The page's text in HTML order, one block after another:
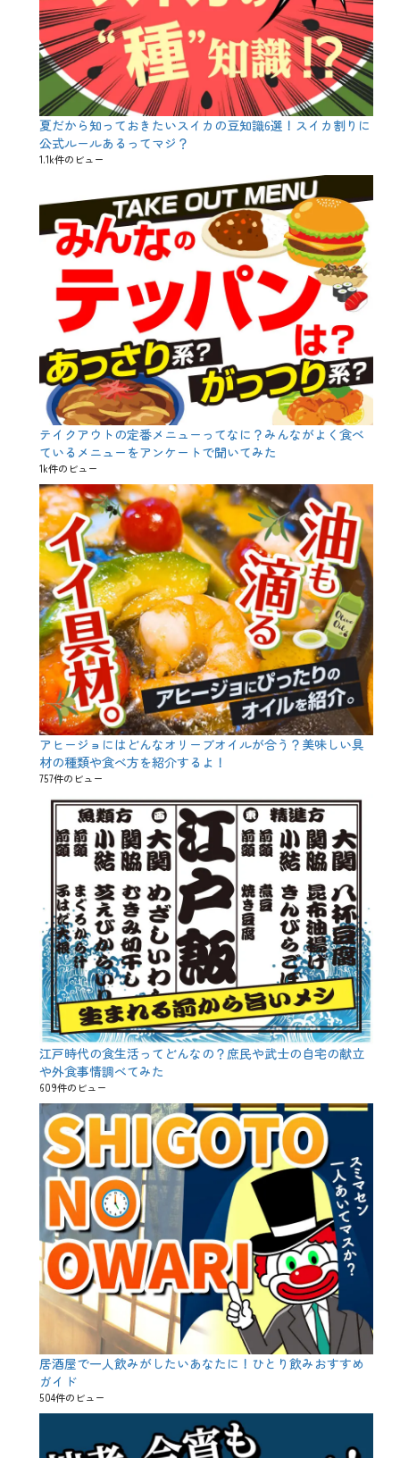
夏だから知っておきたいスイカの豆知識6選！スイカ割りに
公式ルールあるってマジ？
1.1k件のビュー
テイクアウトの定番メニューってなに？みんながよく食べ
ているメニューをアンケートで聞いてみた
1k件のビュー
アヒージョにはどんなオリーブオイルが合う？美味しい具
材の種類や食べ方を紹介するよ！
757件のビュー
江戸時代の食生活ってどんなの？庶民や武士の自宅の献立
や外食事情調べてみた
609件のビュー
居酒屋で一人飲みがしたいあなたに！ひとり飲みおすすめ
ガイド
504件のビュー